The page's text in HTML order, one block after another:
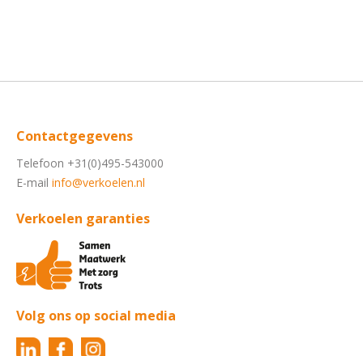
Contactgegevens
Telefoon +31(0)495-543000
E-mail info@verkoelen.nl
Verkoelen garanties
Volg ons op social media